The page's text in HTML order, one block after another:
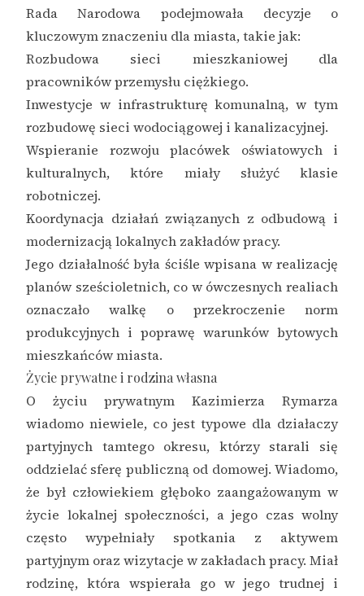
Rada Narodowa podejmowała decyzje o
kluczowym znaczeniu dla miasta, takie jak:
Rozbudowa sieci mieszkaniowej dla
pracowników przemysłu ciężkiego.
Inwestycje w infrastrukturę komunalną, w tym
rozbudowę sieci wodociągowej i kanalizacyjnej.
Wspieranie rozwoju placówek oświatowych i
kulturalnych, które miały służyć klasie
robotniczej.
Koordynacja działań związanych z odbudową i
modernizacją lokalnych zakładów pracy.
Jego działalność była ściśle wpisana w realizację
planów sześcioletnich, co w ówczesnych realiach
oznaczało walkę o przekroczenie norm
produkcyjnych i poprawę warunków bytowych
mieszkańców miasta.
Życie prywatne i rodzina własna
O życiu prywatnym Kazimierza Rymarza
wiadomo niewiele, co jest typowe dla działaczy
partyjnych tamtego okresu, którzy starali się
oddzielać sferę publiczną od domowej. Wiadomo,
że był człowiekiem głęboko zaangażowanym w
życie lokalnej społeczności, a jego czas wolny
często wypełniały spotkania z aktywem
partyjnym oraz wizytacje w zakładach pracy. Miał
rodzinę, która wspierała go w jego trudnej i